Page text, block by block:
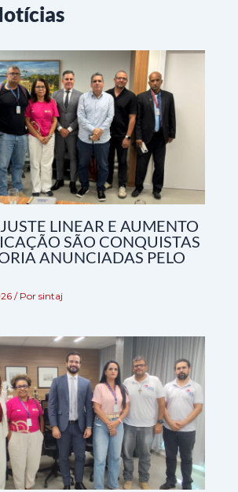
LINEAR E AUMENTO
SÃO CONQUISTAS
ANUNCIADAS PELO
/ Por sintaj